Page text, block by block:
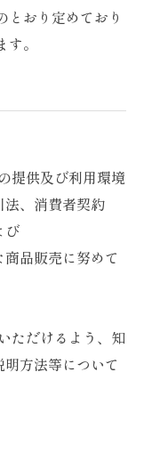
おり定めており
。
提供及び利用環境
、消費者契約
び
品販売に努めて
ただけるよう、知
方法等について